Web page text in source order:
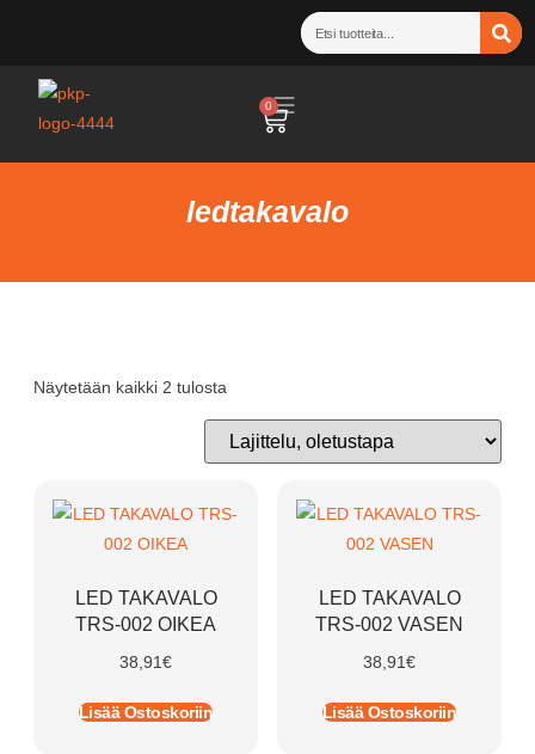
0
ledtakavalo
Näytetään kaikki 2 tulosta
LED TAKAVALO
TRS-002 OIKEA
38,91€
Lisää Ostoskoriin
LED TAKAVALO
TRS-002 VASEN
38,91€
Lisää Ostoskoriin